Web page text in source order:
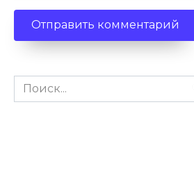
Search
for: